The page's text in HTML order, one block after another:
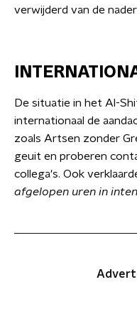
verwijderd van de
De situatie in het Al-
internationaal de
zoals Artsen zonder
geuit en proberen
collega's. Ook
afgelopen uren in